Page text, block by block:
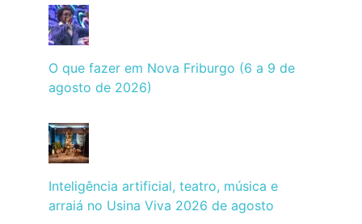
O que fazer em Nova Friburgo (6 a 9 de
agosto de 2026)
Inteligência artificial, teatro, música e
arraiá no Usina Viva 2026 de agosto